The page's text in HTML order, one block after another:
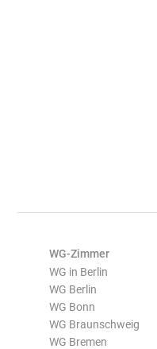
WG-Zimmer
WG in Berlin
WG Berlin
WG Bonn
WG Braunschweig
WG Bremen